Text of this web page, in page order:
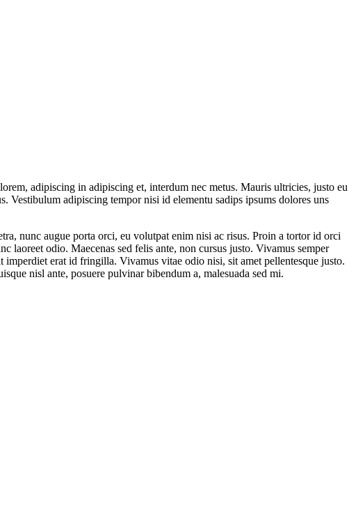
adipiscing in adipiscing et, interdum nec metus. Mauris ultricies, justo eu
adipiscing tempor nisi id elementu sadips ipsums dolores uns
nunc augue porta orci, eu volutpat enim nisi ac risus. Proin a tortor id orci
laoreet odio. Maecenas sed felis ante, non cursus justo. Vivamus semper
erat id fringilla. Vivamus vitae odio nisi, sit amet pellentesque justo.
nisl ante, posuere pulvinar bibendum a, malesuada sed mi.